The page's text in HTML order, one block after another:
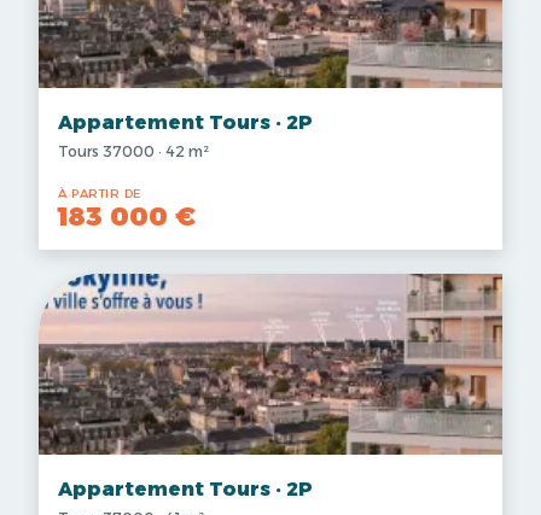
Appartement Tours · 2P
Tours 37000 · 42 m²
À PARTIR DE
183 000 €
Appartement Tours · 2P